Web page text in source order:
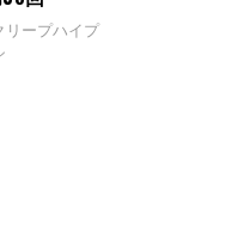
リープハイプ